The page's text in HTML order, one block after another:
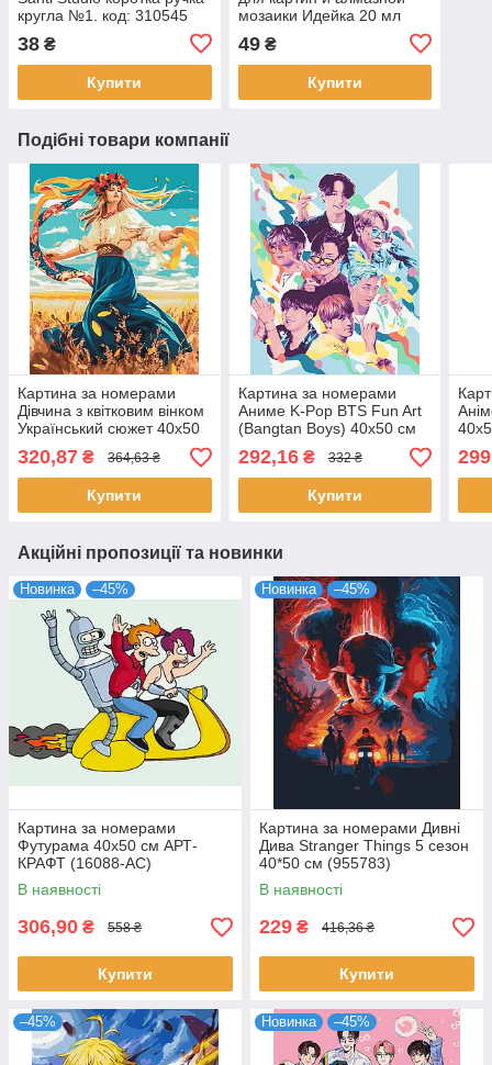
кругла №1. код: 310545
38 ₴
Купити
мозаики Идейка 20 мл
49₴
Купити
Подібні товари компанії
Картина за номерами
Дівчина з квітковим вінком
Український сюжет 40x50
см Оригамі (LW31950)
320,87 ₴ 364,63 ₴
Купити
Картина за номерами
Аниме K-Pop BTS Fun Art
(Bangtan Boys) 40x50 см
Origami (LW3288)
292,16₴ 332 ₴
Купити
299
Акційні пропозиції та новинки
Новинка –45%
Картина за номерами
Футурама 40х50 см АРТ-
КРАФТ (16088-AC)
В наявності
306,90 ₴ 558 ₴
Купити
Новинка –45%
Картина за номерами Дивні
Дива Stranger Things 5 сезон
40*50 см (955783)
В наявності
229 ₴ 416,36 ₴
Купити
–45% Новинка –45%